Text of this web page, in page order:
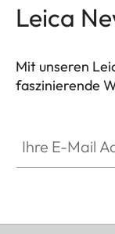
Leica
Mit unseren
faszinierende